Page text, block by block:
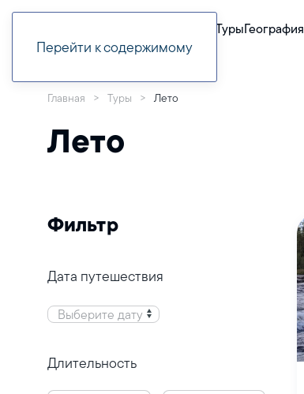
Перейти к содержимому
ТурыГеография
Главная Туры Лето
Лето
Фильтр
Дата путешествия
Выберите дату
Длительность